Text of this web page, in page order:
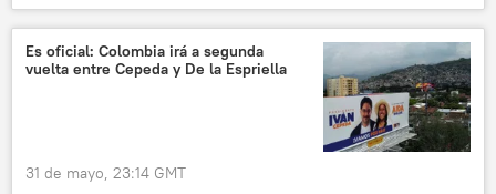
Washington
Comando Central de EEUU
Armada de EEUU
Es oficial: Colombia irá a segunda
vuelta entre Cepeda y De la Espriella
31 de mayo, 23:14 GMT